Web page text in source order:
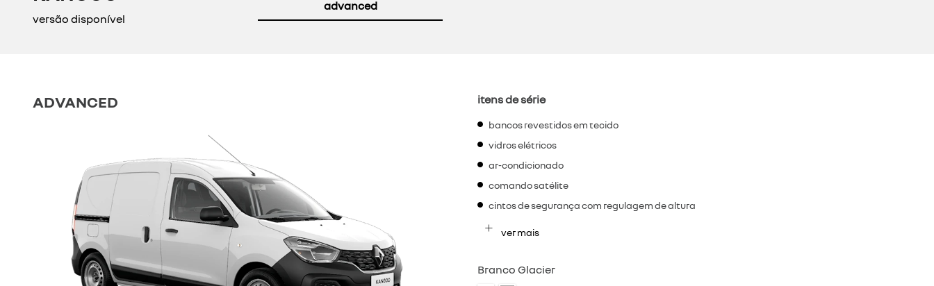
versão disponível
advanced
ADVANCED itens de série
bancos revestidos em tecido
vidros elétricos
ar-condicionado
comando satélite
cintos de segurança com regulagem de altura
ver mais
Branco Glacier